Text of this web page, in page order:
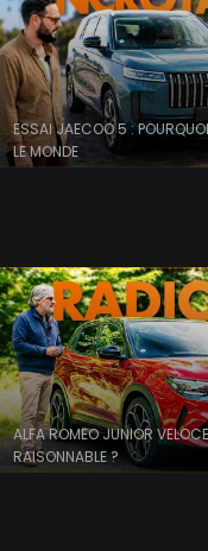
ESSAI JAECOO 5 :
LE MONDE
ALFA ROMEO JUNIOR
RAISONNABLE ?